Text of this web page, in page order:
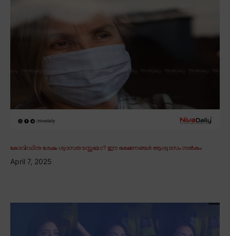
കോവിഡിനു ശേഷം ശ്വാസതടസ്സമോ? ഈ ഭക്ഷണങ്ങൾ ആശ്വാസം നൽകും
April 7, 2025